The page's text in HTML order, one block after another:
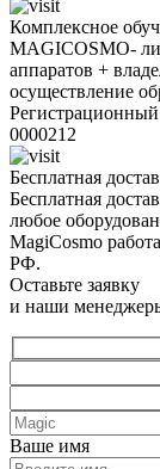
Комплексное
MAGICOSMO-
аппаратов +
осуществление
0000212
Бесплатная
Бесплатная
любое
MagiCosmo
РФ.
Оставьте заявку
и наши
Ваше имя